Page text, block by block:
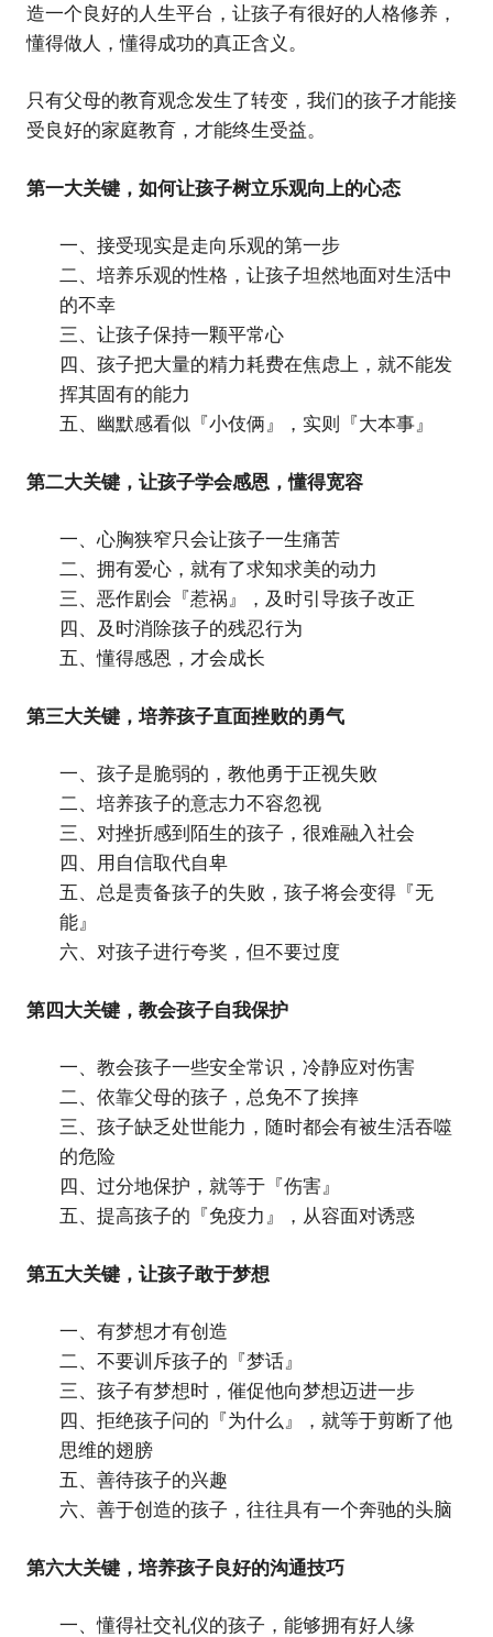
造一个良好的人生平台，让孩子有很好的人格修养，
懂得做人，懂得成功的真正含义。
只有父母的教育观念发生了转变，我们的孩子才能接
受良好的家庭教育，才能终生受益。
第一大关键，如何让孩子树立乐观向上的心态
一、接受现实是走向乐观的第一步
二、培养乐观的性格，让孩子坦然地面对生活中
的不幸
三、让孩子保持一颗平常心
四、孩子把大量的精力耗费在焦虑上，就不能发
挥其固有的能力
五、幽默感看似『小伎俩』，实则『大本事』
第二大关键，让孩子学会感恩，懂得宽容
一、心胸狭窄只会让孩子一生痛苦
二、拥有爱心，就有了求知求美的动力
三、恶作剧会『惹祸』，及时引导孩子改正
四、及时消除孩子的残忍行为
五、懂得感恩，才会成长
第三大关键，培养孩子直面挫败的勇气
一、孩子是脆弱的，教他勇于正视失败
二、培养孩子的意志力不容忽视
三、对挫折感到陌生的孩子，很难融入社会
四、用自信取代自卑
五、总是责备孩子的失败，孩子将会变得『无
能』
六、对孩子进行夸奖，但不要过度
第四大关键，教会孩子自我保护
一、教会孩子一些安全常识，冷静应对伤害
二、依靠父母的孩子，总免不了挨摔
三、孩子缺乏处世能力，随时都会有被生活吞噬
的危险
四、过分地保护，就等于『伤害』
五、提高孩子的『免疫力』，从容面对诱惑
第五大关键，让孩子敢于梦想
一、有梦想才有创造
二、不要训斥孩子的『梦话』
三、孩子有梦想时，催促他向梦想迈进一步
四、拒绝孩子问的『为什么』，就等于剪断了他
思维的翅膀
五、善待孩子的兴趣
六、善于创造的孩子，往往具有一个奔驰的头脑
第六大关键，培养孩子良好的沟通技巧
一、懂得社交礼仪的孩子，能够拥有好人缘